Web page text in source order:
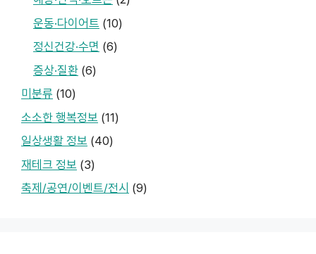
운동·다이어트 (10)
정신건강·수면 (6)
증상·질환 (6)
미분류 (10)
소소한 행복정보 (11)
일상생활 정보 (40)
재테크 정보 (3)
축제/공연/이벤트/전시 (9)